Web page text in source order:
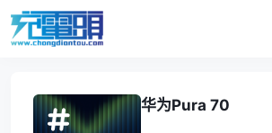
华为Pura 70